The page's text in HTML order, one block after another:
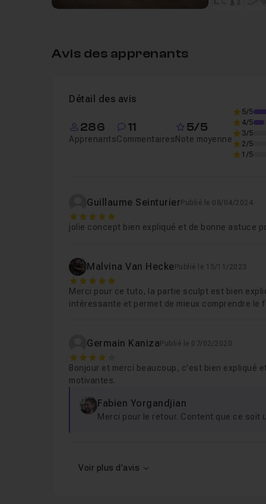
Avis des apprenants
Détail des avis
286
Apprenants
11
Commentaires
5/5
Note moyenne
5/5
4/5
3/5
2/5
1/5
Guillaume Seinturier Publié le 08/04/2024
5
jolie concept bien expliqué et de bonne astuce
Malvina Van Hecke Publié le 15/11/2023
5
Merci pour ce tuto, la partie sculpt est bien
intéressante et permet de mieux comprendre le
Germain Kaniza Publié le 07/02/2020
4
Bonjour et merci beaucoup, c'est bien expliqué
motivantes.
Fabien Yorgandjian
Merci pour le retour. Content que ce soit
Voir plus d'avis